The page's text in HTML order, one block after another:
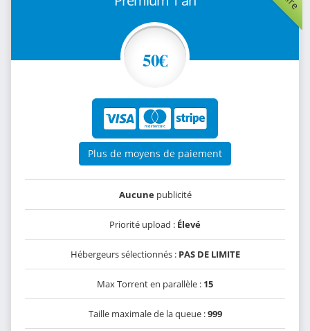
50€
Plus de moyens de paiement
Aucunepublicité
Priorité upload : Élevé
Hébergeurs sélectionnés : PAS DE LIMITE
Max Torrent en parallèle : 15
Taille maximale de la queue :999